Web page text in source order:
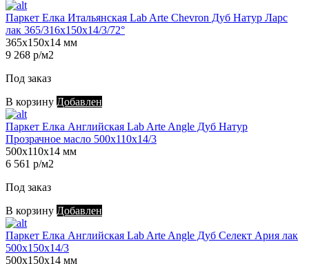
Паркет Елка Итальянская Lab Arte Chevron Дуб Натур Ларс
лак 365/316х150х14/3/72°
365х150х14 мм
9 268 р/м2
Под заказ
В корзину Добавлен
Паркет Елка Английская Lab Arte Angle Дуб Натур
Прозрачное масло 500х110х14/3
500х110х14 мм
6 561 р/м2
Под заказ
В корзину Добавлен
Паркет Елка Английская Lab Arte Angle Дуб Селект Ария лак
500х150х14/3
500х150х14 мм